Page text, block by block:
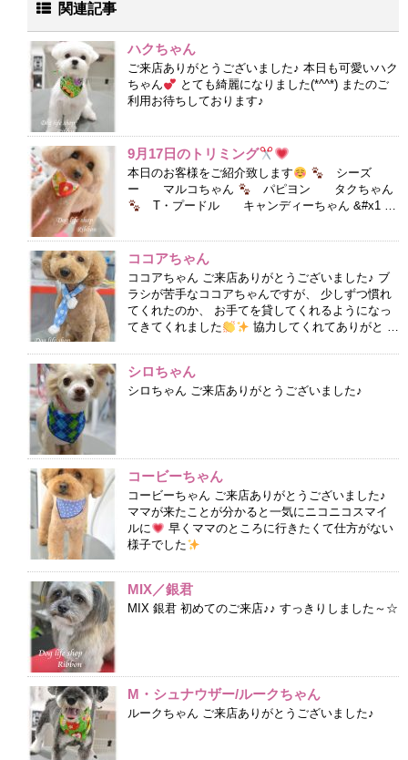
関連記事
ハクちゃん
ご来店ありがとうございました♪ 本日も可愛いハク
ちゃん
とても綺麗になりました(*^^*) またのご
利用お待ちしております♪
9月17日のトリミング
本日のお客様をご紹介致します
シーズ
ー マルコちゃん
パピヨン タクちゃん
T・プードル キャンディーちゃん &#x1 …
ココアちゃん
ココアちゃん ご来店ありがとうございました♪ ブ
ラシが苦手なココアちゃんですが、 少しずつ慣れ
てくれたのか、 お手てを貸してくれるようになっ
てきてくれました
協力してくれてありがと …
シロちゃん
シロちゃん ご来店ありがとうございました♪
コービーちゃん
コービーちゃん ご来店ありがとうございました♪
ママが来たことが分かると一気にニコニコスマイ
ルに
早くママのところに行きたくて仕方がない
様子でした
MIX／銀君
MIX 銀君 初めてのご来店♪♪ すっきりしました～☆
M・シュナウザー/ルークちゃん
ルークちゃん ご来店ありがとうございました♪